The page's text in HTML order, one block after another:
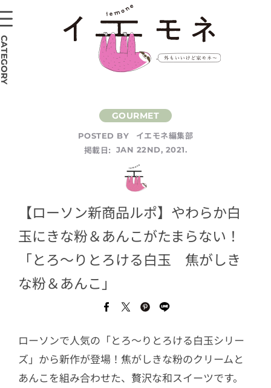
POSTED BY
イエモネ編集部
掲載日:
JAN 22ND, 2021.
【ローソン新商品ルポ】やわらか白
玉にきな粉＆あんこがたまらない！
「とろ〜りとろける白玉 焦がしき
な粉＆あんこ」
ローソンで人気の「とろ～りとろける白玉シリー
ズ」から新作が登場！焦がしきな粉のクリームと
あんこを組み合わせた、贅沢な和スイーツです。